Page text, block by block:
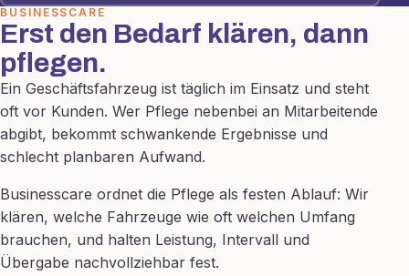
BUSINESSCARE
Erst den Bedarf klären, dann
pflegen.
Ein Geschäftsfahrzeug ist täglich im Einsatz und steht
oft vor Kunden. Wer Pflege nebenbei an Mitarbeitende
abgibt, bekommt schwankende Ergebnisse und
schlecht planbaren Aufwand.
Businesscare ordnet die Pflege als festen Ablauf: Wir
klären, welche Fahrzeuge wie oft welchen Umfang
brauchen, und halten Leistung, Intervall und
Übergabe nachvollziehbar fest.